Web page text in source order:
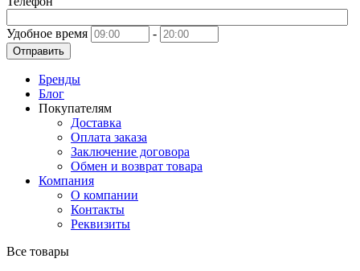
Удобное время -
Отправить
Бренды
Блог
Покупателям
Доставка
Оплата заказа
Заключение договора
Обмен и возврат товара
Компания
О компании
Контакты
Реквизиты
Все товары